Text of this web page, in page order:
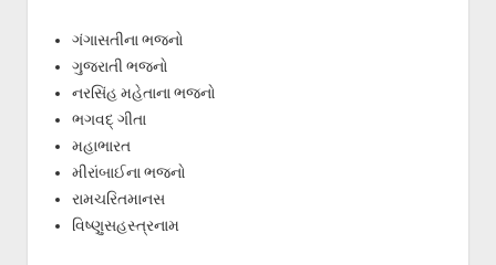
ગંગાસતીના ભજનો
ગુજરાતી ભજનો
નરસિંહ મહેતાના ભજનો
ભગવદ્ ગીતા
મહાભારત
મીરાંબાઈના ભજનો
રામચરિતમાનસ
વિષ્ણુસહસ્ત્રનામ